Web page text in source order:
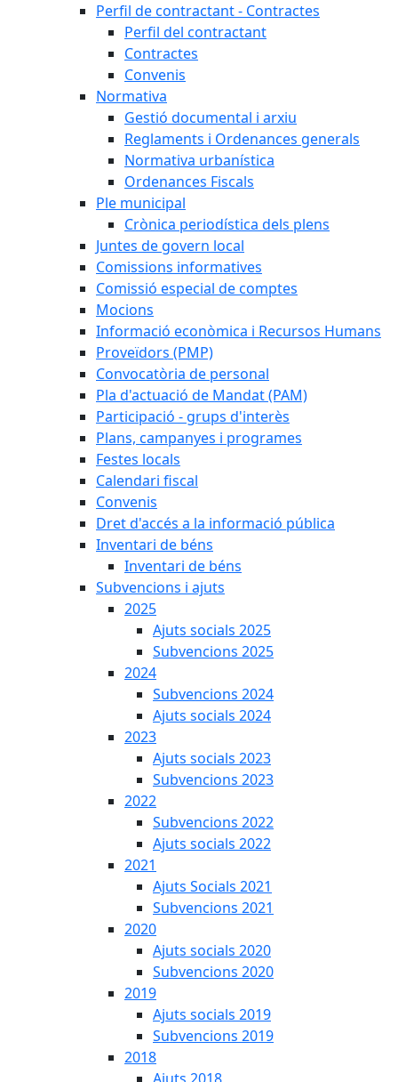
Perfil de contractant - Contractes
Perfil del contractant
Contractes
Convenis
Normativa
Gestió documental i arxiu
Reglaments i Ordenances generals
Normativa urbanística
Ordenances Fiscals
Ple municipal
Crònica periodística dels plens
Juntes de govern local
Comissions informatives
Comissió especial de comptes
Mocions
Informació econòmica i Recursos Humans
Proveïdors (PMP)
Convocatòria de personal
Pla d'actuació de Mandat (PAM)
Participació - grups d'interès
Plans, campanyes i programes
Festes locals
Calendari fiscal
Convenis
Dret d'accés a la informació pública
Inventari de béns
Inventari de béns
Subvencions i ajuts
2025
Ajuts socials 2025
Subvencions 2025
2024
Subvencions 2024
Ajuts socials 2024
2023
Ajuts socials 2023
Subvencions 2023
2022
Subvencions 2022
Ajuts socials 2022
2021
Ajuts Socials 2021
Subvencions 2021
2020
Ajuts socials 2020
Subvencions 2020
2019
Ajuts socials 2019
Subvencions 2019
2018